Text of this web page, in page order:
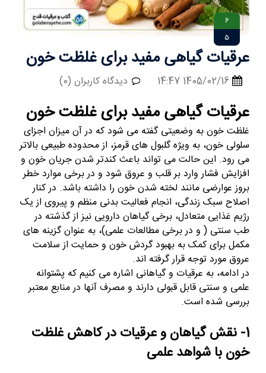
6
5
عرقیات گیاهی مفید برای غلظت خون
1405/02/16 14:47 دیدگاه کاربران (0)
عرقیات گیاهی مفید برای غلظت خون
غلظت خون به وضعیتی گفته می شود که در آن میزان اجزای
سلولی خون، به ویژه گلبول های قرمز، از محدوده طبیعی بالاتر
می رود. این حالت می تواند باعث کندتر شدن جریان خون و
افزایش فشار وارد بر قلب و عروق شود و در برخی موارد خطر
بروز عوارضی مانند لخته شدن خون را داشته باشد. در کنار
اصلاح سبک زندگی، انجام فعالیت بدنی منظم و پیروی از یک
رژیم غذایی متعادل، برخی گیاهان دارویی نیز از گذشته در
طب سنتی ( و در برخی مطالعات علمی)، به عنوان گزینه های
مکمل برای کمک به بهبود گردش خون و حمایت از سلامت
عروق مورد توجه قرار گرفته اند.
در ادامه، به عرقیات و گیاهانی اشاره می کنیم که پشتوانه
علمی و سنتی قابل قبولی دارند و مصرف آنها در منابع معتبر
بررسی شده است.
1- نقش گیاهان و عرقیات در کاهش غلظت
خون با شواهد علمی